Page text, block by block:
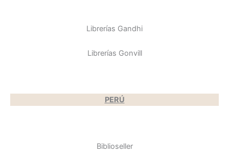
Librerías Gandhi
Librerías Gonvill
PERÚ
Biblioseller